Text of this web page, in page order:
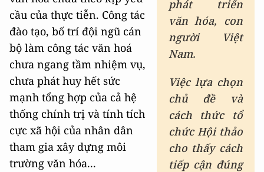
phát triển
văn hóa, con
người Việt
Nam.
Việc lựa chọn
chủ đề và
cách thức tổ
chức Hội thảo
cho thấy cách
tiếp cận đúng
cầu của thực tiễn. Công tác
đào tạo, bố trí đội ngũ cán
bộ làm công tác văn hoá
chưa ngang tầm nhiệm vụ,
chưa phát huy hết sức
mạnh tổng hợp của cả hệ
thống chính trị và tính tích
cực xã hội của nhân dân
tham gia xây dựng môi
trường văn hóa...